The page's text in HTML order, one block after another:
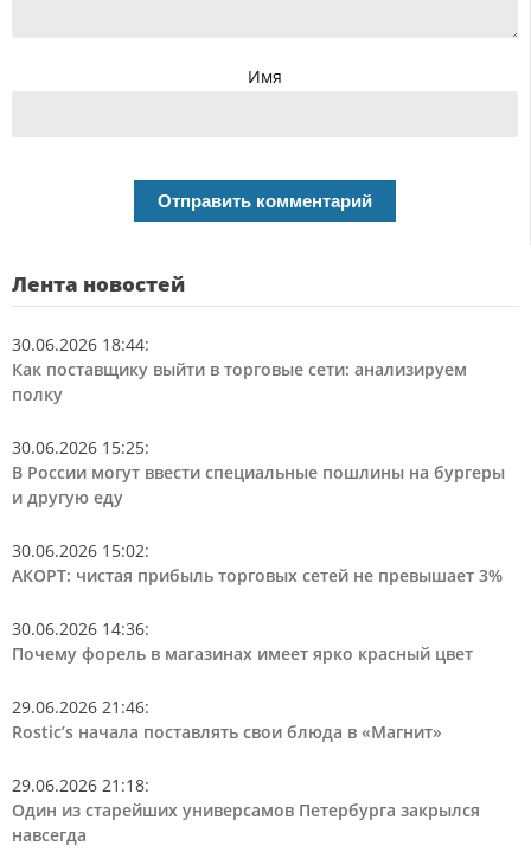
Имя
Лента новостей
30.06.2026 18:44:
Как поставщику выйти в торговые сети: анализируем
полку
30.06.2026 15:25:
В России могут ввести специальные пошлины на бургеры
и другую еду
30.06.2026 15:02:
АКОРТ: чистая прибыль торговых сетей не превышает 3%
30.06.2026 14:36:
Почему форель в магазинах имеет ярко красный цвет
29.06.2026 21:46:
Rostic’s начала поставлять свои блюда в «Магнит»
29.06.2026 21:18:
Один из старейших универсамов Петербурга закрылся
навсегда